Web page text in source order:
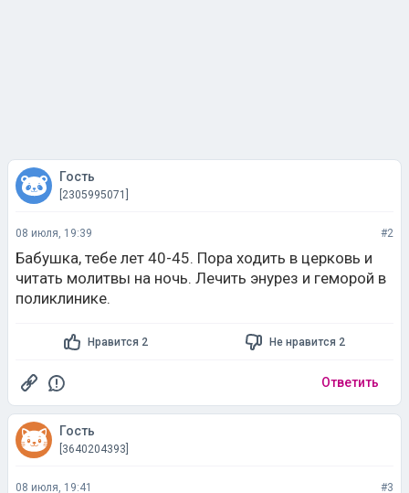
Гость
[2305995071]
08 июля, 19:39 #2
Бабушка, тебе лет 40-45. Пора ходить в церковь и
читать молитвы на ночь. Лечить энурез и геморой в
поликлинике.
Нравится 2 Не нравится 2
Ответить
Гость
[3640204393]
08 июля, 19:41 #3